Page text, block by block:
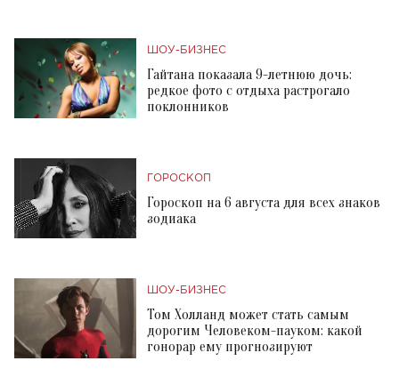
ШОУ-БИЗНЕС
Гайтана показала 9-летнюю дочь:
редкое фото с отдыха растрогало
поклонников
ГОРОСКОП
Гороскоп на 6 августа для всех знаков
зодиака
ШОУ-БИЗНЕС
Том Холланд может стать самым
дорогим Человеком-пауком: какой
гонорар ему прогнозируют